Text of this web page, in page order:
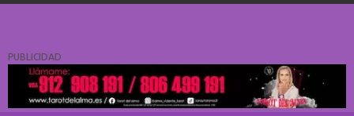
PUBLICIDAD